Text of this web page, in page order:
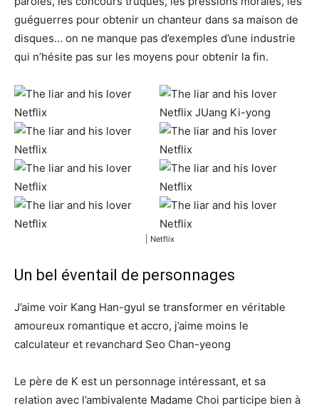
guéguerres pour obtenir un chanteur dans sa maison de
disques… on ne manque pas d’exemples d’une industrie
qui n’hésite pas sur les moyens pour obtenir la fin.
| Netflix
Un bel éventail de personnages
J’aime voir Kang Han-gyul se transformer en véritable
amoureux romantique et accro, j’aime moins le
calculateur et revanchard Seo Chan-yeong
Le père de K est un personnage intéressant, et sa
relation avec l’ambivalente Madame Choi participe bien à